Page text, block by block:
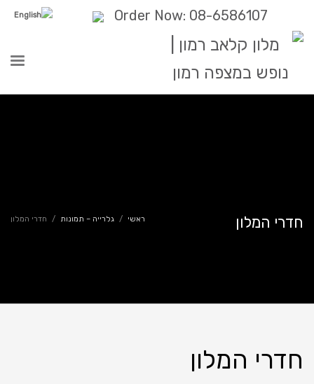
Order Now: 08-6586107
חדרי המלון ראשי גלרייה – תמונות חדרי המלון
חדרי המלון